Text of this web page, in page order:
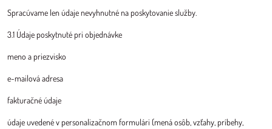
Spracúvame len údaje nevyhnutné na poskytovanie služby.
3.1 Údaje poskytnuté pri objednávke
meno a priezvisko
e-mailová adresa
fakturačné údaje
údaje uvedené v personalizačnom formulári (mená osôb, vzťahy, príbehy,